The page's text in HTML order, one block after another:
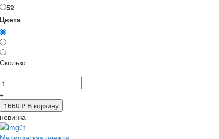
52
Цвета
Сколько
–
+
1660 ₽ В корзину
новинка